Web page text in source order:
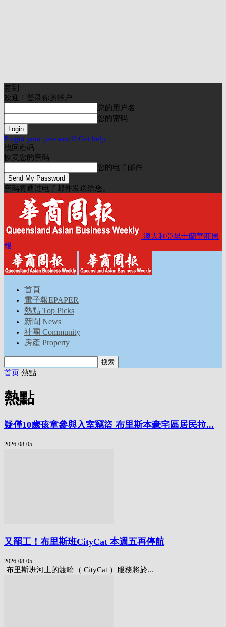
签到
欢迎！登录你的帐户
您的用户名
您的密码
Forgot your password? Get help
找回密码
恢复您的密码
您的电子邮件
密码将通过电子邮件发送给您。
澳大利亞昆士蘭華商周
報
首頁
電子報EPAPER
熱點 Top Picks
新聞 News
社團 Community
房產 Property
首页 熱點
熱點
疑僅10歲孩童參與入室竊盜 布里斯本豪宅區居民拉...
2026-08-05
又罷工！布里斯班CityCat 本週五再停航
2026-08-05
布里斯班河上的渡輪（ CityCat ）服務將於...